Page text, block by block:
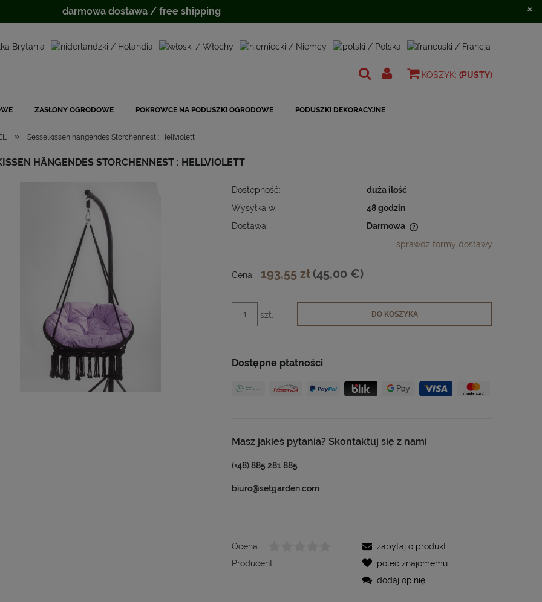
KOSZYK: (PUSTY)
ZASŁONY OGRODOWE POKROWCE NA PODUSZKI OGRODOWE PODUSZKI DEKORACYJNE
» Sesselkissen hängendes Storchennest : Hellviolett
HÄNGENDES STORCHENNEST : HELLVIOLETT
Dostępność:
duża ilość
Wysyłka w:
48 godzin
Dostawa:
Darmowa
sprawdź formy dostawy
Dostępne płatności
Masz jakieś pytania? Skontaktuj się z nami
(+48) 885 281 885
biuro@setgarden.com
Cena: 193,55 zł (45,00 €)
szt. DO KOSZYKA
Ocena:
Producent:
zapytaj o produkt
poleć znajomemu
dodaj opinię
darmowa dostawa / free shipping ×